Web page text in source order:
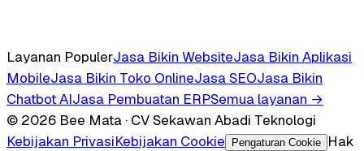
Layanan PopulerJasa Bikin WebsiteJasa Bikin Aplikasi
MobileJasa Bikin Toko OnlineJasa SEOJasa Bikin
Chatbot AIJasa Pembuatan ERPSemua layanan →
© 2026 Bee Mata · CV Sekawan Abadi Teknologi
Kebijakan PrivasiKebijakan Cookie Pengaturan Cookie
Hak